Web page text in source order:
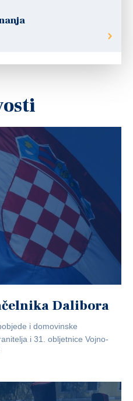
Dalibora
i domovinske
i 31. obljetnice Vojno-